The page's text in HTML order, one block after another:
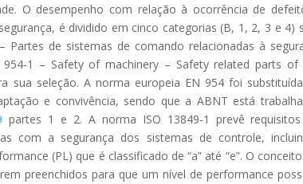
O desempenho com relação à ocorrência de
é dividido em cinco categorias (B, 1, 2, 3 e 4)
Partes de sistemas de comando relacionadas à
954-1 – Safety of machinery – Safety related parts
sua seleção. A norma europeia EN 954 foi
e convivência, sendo que a ABNT está
partes 1 e 2. A norma ISO 13849-1 prevê
com a segurança dos sistemas de controle,
(PL) que é classificado de “a” até “e”. O
preenchidos para que um nível de performance